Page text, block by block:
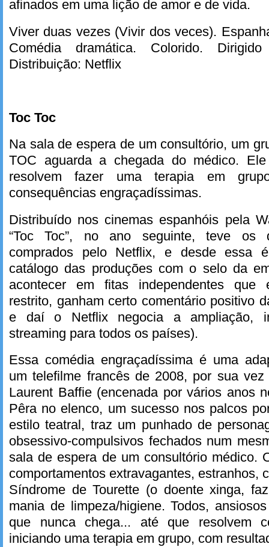
afinados em uma lição de amor e de vida.
Viver duas vezes (Vivir dos veces).
Comédia dramática. Colorido.
Distribuição: Netflix
Toc Toc
Na sala de espera de um consultório, um
TOC aguarda a chegada do médico.
resolvem fazer uma terapia em
consequências engraçadíssimas.
Distribuído nos cinemas espanhóis pela
“Toc Toc”, no ano seguinte, teve os
comprados pelo Netflix, e desde essa
catálogo das produções com o selo da
acontecer em fitas independentes que
restrito, ganham certo comentário positivo
e daí o Netflix negocia a ampliação,
streaming para todos os países).
Essa comédia engraçadíssima é uma
um telefilme francês de 2008, por sua
Laurent Baffie (encenada por vários anos
Pêra no elenco, um sucesso nos palcos
estilo teatral, traz um punhado de
obsessivo-compulsivos fechados num
sala de espera de um consultório médico.
comportamentos extravagantes, estranhos,
Síndrome de Tourette (o doente xinga,
mania de limpeza/higiene. Todos,
que nunca chega... até que resolvem
iniciando uma terapia em grupo, com